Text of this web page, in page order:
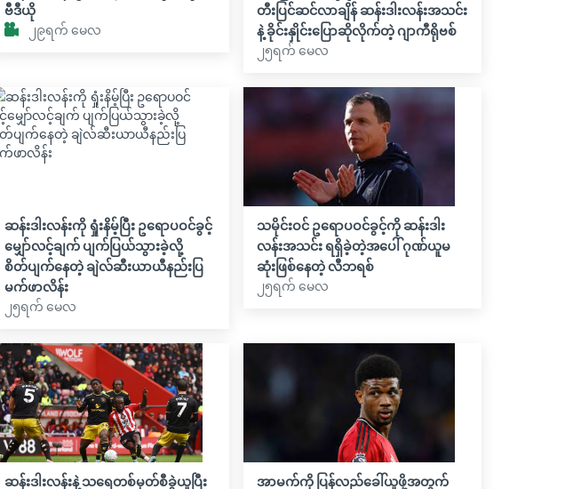
ဗီဒီယို
၂၉ရက် မေလ
တီးပြင်ဆင်လာချိန် ဆန်းဒါးလန်းအသင်း
နဲ့ ခိုင်းနှိုင်းပြောဆိုလိုက်တဲ့ ဂျာကီရိုဗစ်
၂၅ရက် မေလ
ဆန်းဒါးလန်းကို ရှုံးနိမ့်ပြီး ဥရောပဝင်ခွင့်
မျှော်လင့်ချက် ပျက်ပြယ်သွားခဲ့လို့
စိတ်ပျက်နေတဲ့ ချဲလ်ဆီးယာယီနည်းပြ
မက်ဖာလိန်း
၂၅ရက် မေလ
သမိုင်းဝင် ဥရောပဝင်ခွင့်ကို ဆန်းဒါး
လန်းအသင်း ရရှိခဲ့တဲ့အပေါ် ဂုဏ်ယူမ
ဆုံးဖြစ်နေတဲ့ လီဘရစ်
၂၅ရက် မေလ
ဆန်းဒါးလန်းနဲ့ သရေတစ်မှတ်စီခွဲယူပြီး
အာမက်ကို ပြန်လည်ခေါ်ယူဖို့အတွက်